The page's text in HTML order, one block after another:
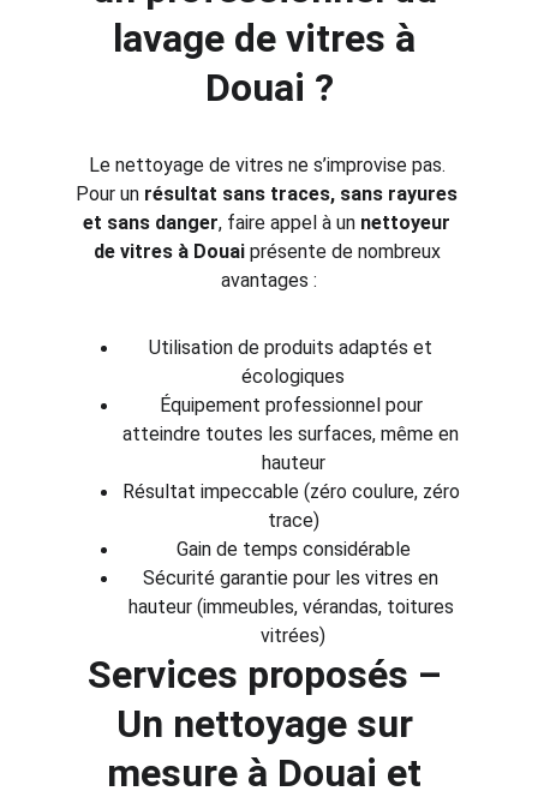
lavage de vitres à
Douai ?
Le nettoyage de vitres ne s’improvise pas.
Pour un résultat sans traces, sans rayures
et sans danger, faire appel à un nettoyeur
de vitres à Douai présente de nombreux
avantages :
Utilisation de produits adaptés et
écologiques
Équipement professionnel pour
atteindre toutes les surfaces, même en
hauteur
Résultat impeccable (zéro coulure, zéro
trace)
Gain de temps considérable
Sécurité garantie pour les vitres en
hauteur (immeubles, vérandas, toitures
vitrées)
Services proposés –
Un nettoyage sur
mesure à Douai et